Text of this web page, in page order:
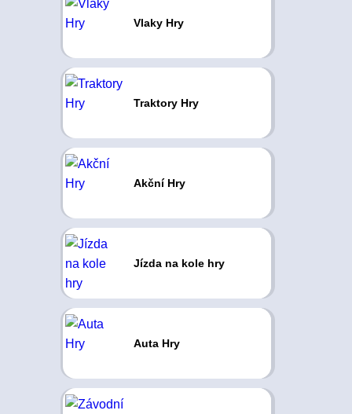
Vlaky Hry
Traktory Hry
Akční Hry
Jízda na kole hry
Auta Hry